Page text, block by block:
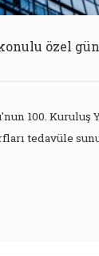
özel gün
100. Kuruluş
tedavüle